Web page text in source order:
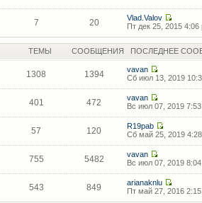
7 20
Vlad.Valov
Пт дек 25, 2015 4:06
ТЕМЫ СООБЩЕНИЯ ПОСЛЕДНЕЕ
1308 1394
vavan
Сб июл 13, 2019
401 472
vavan
Вс июл 07, 2019
57 120
R19pab
Сб май 25, 2019
755 5482
vavan
Вс июл 07, 2019
543 849
arianaknlu
Пт май 27, 2016